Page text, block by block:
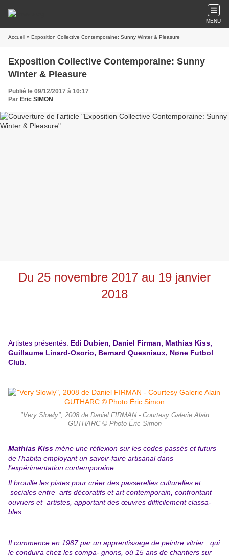
MENU
Accueil » Exposition Collective Contemporaine: Sunny Winter & Pleasure
Exposition Collective Contemporaine: Sunny
Winter & Pleasure
Publié le 09/12/2017 à 10:17
Par Eric SIMON
Du 25 novembre 2017 au 19 janvier
2018
Artistes présentés: Edi Dubien, Daniel Firman, Mathias Kiss,
Guillaume Linard-Osorio, Bernard Quesniaux, Nøne Futbol
Club.
"Very Slowly", 2008 de Daniel FIRMAN - Courtesy Galerie Alain
GUTHARC © Photo Éric Simon
Mathias Kiss mène une réflexion sur les codes passés et futurs
de l'habita employant un savoir-faire artisanal dans
l’expérimentation contemporaine.
Il brouille les pistes pour créer des passerelles culturelles et
sociales entre arts décoratifs et art contemporain, confrontant
ouvriers et artistes, apportant des œuvres difficilement classa-
bles.
Il commence en 1987 par un apprentissage de peintre vitrier , qui
le conduira chez les compa- gnons, où 15 ans de chantiers sur